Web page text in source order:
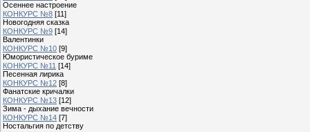
Осеннее настроение
КОНКУРС №8 [11]
Новогодняя сказка
КОНКУРС №9 [14]
Валентинки
КОНКУРС №10 [9]
Юмористическое буриме
КОНКУРС №11 [14]
Песенная лирика
КОНКУРС №12 [8]
Фанатские кричалки
КОНКУРС №13 [12]
Зима - дыхание вечности
КОНКУРС №14 [7]
Ностальгия по детству